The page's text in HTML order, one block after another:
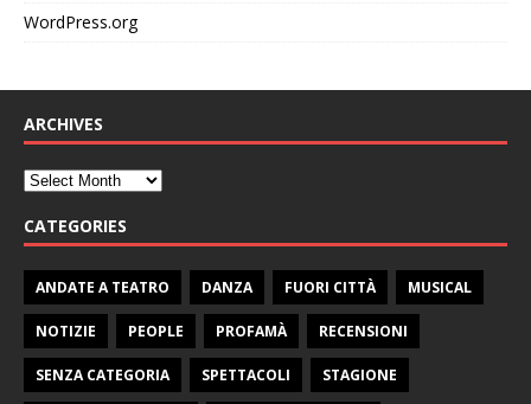
WordPress.org
ARCHIVES
CATEGORIES
ANDATE A TEATRO DANZA FUORI CITTÀ MUSICAL
NOTIZIE PEOPLE PROFAMÀ RECENSIONI
SENZA CATEGORIA SPETTACOLI STAGIONE